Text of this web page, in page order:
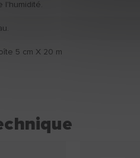
l'humidité.
5 cm X 20 m